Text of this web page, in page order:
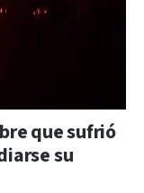
que sufrió
su